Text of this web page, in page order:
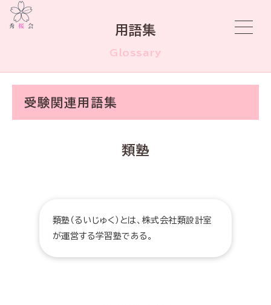
用語集
Glossary
受験関連用語集
類塾
類塾（るいじゅく）とは、株式会社類設計室
が運営する学習塾である。